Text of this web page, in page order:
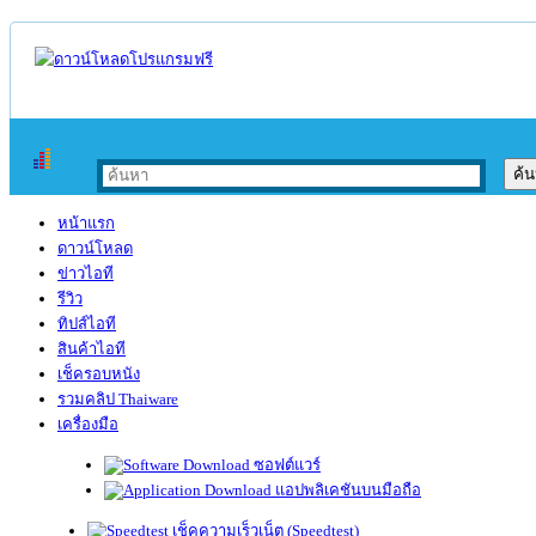
หน้าแรก
ดาวน์โหลด
ข่าวไอที
รีวิว
ทิปส์ไอที
สินค้าไอที
เช็ครอบหนัง
รวมคลิป Thaiware
เครื่องมือ
ซอฟต์แวร์
แอปพลิเคชันบนมือถือ
เช็คความเร็วเน็ต (Speedtest)